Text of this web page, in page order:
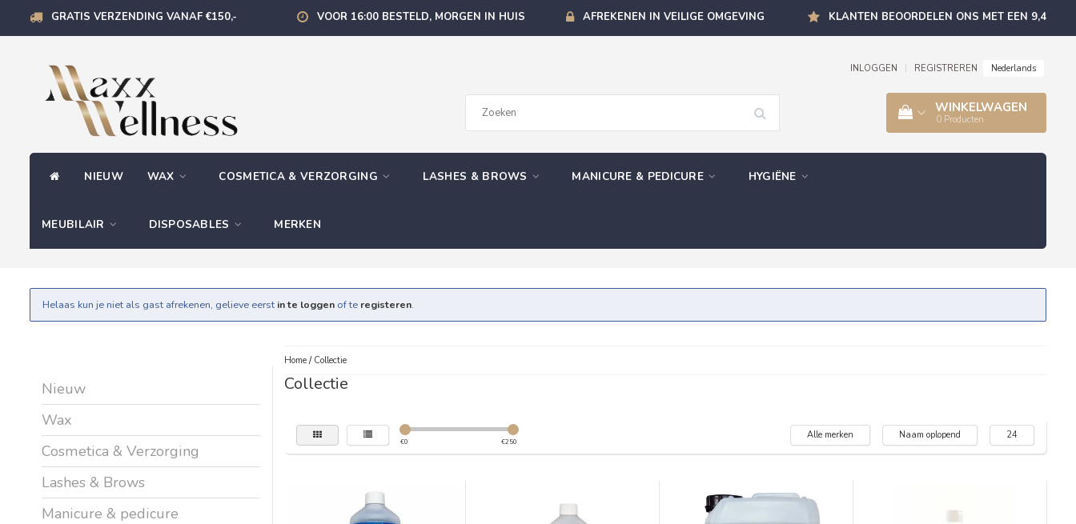
GRATIS VERZENDING VANAF €150,- VOOR 16:00 BESTELD, MORGEN IN HUIS AFREKENEN IN VEILIGE OMGEVING KLANTEN BEOORDELEN ONS MET EEN 9,4
INLOGGEN REGISTREREN Nederlands
WINKELWAGEN
0 Producten
NIEUW WAX COSMETICA & VERZORGING LASHES & BROWS MANICURE & PEDICURE HYGIËNE
MEUBILAIR DISPOSABLES MERKEN
Helaas kun je niet als gast afrekenen, gelieve eerst in te loggen of te registeren.
Nieuw
Wax
Cosmetica & Verzorging
Lashes & Brows
Manicure & pedicure
Home/ Collectie
Collectie
€0 €250
Alle merken Naam oplopend 24